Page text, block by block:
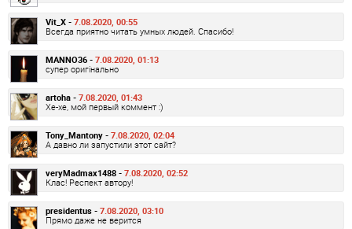
Vit_X - 7.08.2020, 00:55
Всегда приятно читать умных людей. Спасибо!
MANNO36 - 7.08.2020, 01:13
супер оригінально
artoha - 7.08.2020, 01:43
Хе-хе, мой первый коммент :)
Tony_Mantony - 7.08.2020, 02:04
А давно ли запустили этот сайт?
veryMadmax1488 - 7.08.2020, 02:52
Клас! Респект автору!
presidentus - 7.08.2020, 03:10
Прямо даже не верится